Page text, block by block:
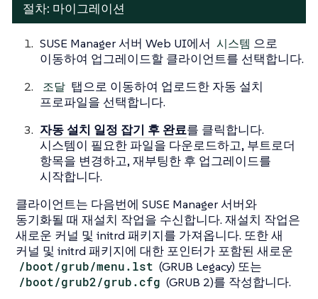
절차: 마이그레이션
SUSE Manager 서버 Web UI에서 시스템 으로
이동하여 업그레이드할 클라이언트를 선택합니다.
조달 탭으로 이동하여 업로드한 자동 설치
프로파일을 선택합니다.
자동 설치 일정 잡기 후 완료를 클릭합니다.
시스템이 필요한 파일을 다운로드하고, 부트로더
항목을 변경하고, 재부팅한 후 업그레이드를
시작합니다.
클라이언트는 다음번에 SUSE Manager 서버와
동기화될 때 재설치 작업을 수신합니다. 재설치 작업은
새로운 커널 및 initrd 패키지를 가져옵니다. 또한 새
커널 및 initrd 패키지에 대한 포인터가 포함된 새로운
/boot/grub/menu.lst (GRUB Legacy) 또는
/boot/grub2/grub.cfg (GRUB 2)를 작성합니다.